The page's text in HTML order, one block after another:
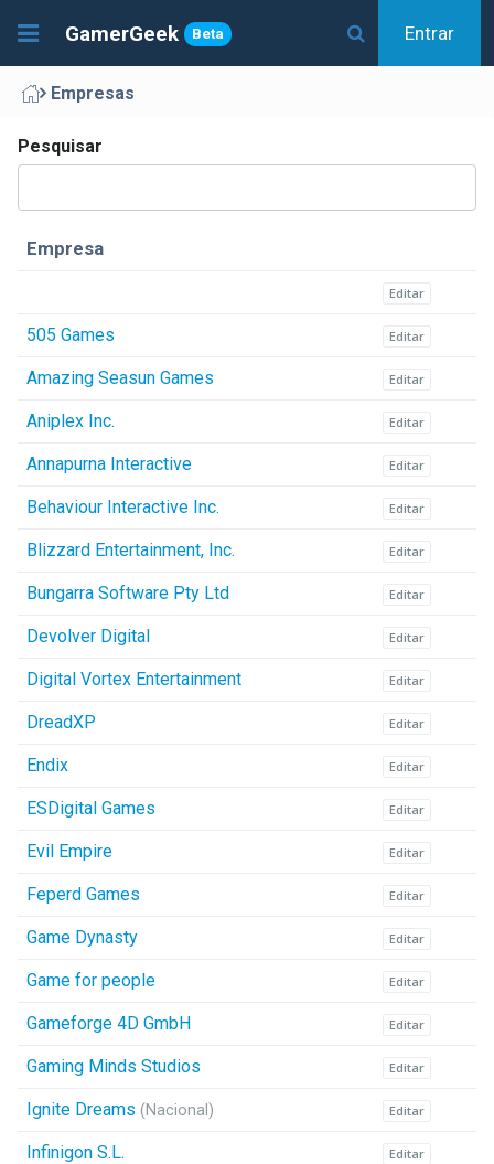
GamerGeek Beta Entrar
Empresas
Pesquisar
Empresa
Editar
505 Games Editar
Amazing Seasun Games Editar
Aniplex Inc. Editar
Annapurna Interactive Editar
Behaviour Interactive Inc. Editar
Blizzard Entertainment, Inc. Editar
Bungarra Software Pty Ltd Editar
Devolver Digital Editar
Digital Vortex Entertainment Editar
DreadXP Editar
Endix Editar
ESDigital Games Editar
Evil Empire Editar
Feperd Games Editar
Game Dynasty Editar
Game for people Editar
Gameforge 4D GmbH Editar
Gaming Minds Studios Editar
Ignite Dreams (Nacional) Editar
Infinigon S.L. Editar